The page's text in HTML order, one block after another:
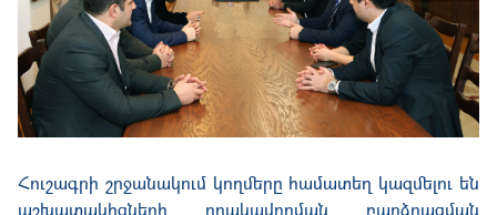
Հուշագրի շրջանակում կողմերը համատեղ կազմելու են
աշխատակիցների որակավորման բարձրացման